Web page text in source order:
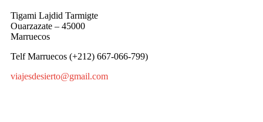
Tigami Lajdid Tarmigte
Ouarzazate – 45000
Marruecos
Telf Marruecos (+212) 667-066-799)
viajesdesierto@gmail.com